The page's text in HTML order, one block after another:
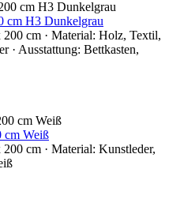
cm H3 Dunkelgrau
cm · Material: Holz, Textil,
· Ausstattung: Bettkasten,
cm Weiß
cm · Material: Kunstleder,